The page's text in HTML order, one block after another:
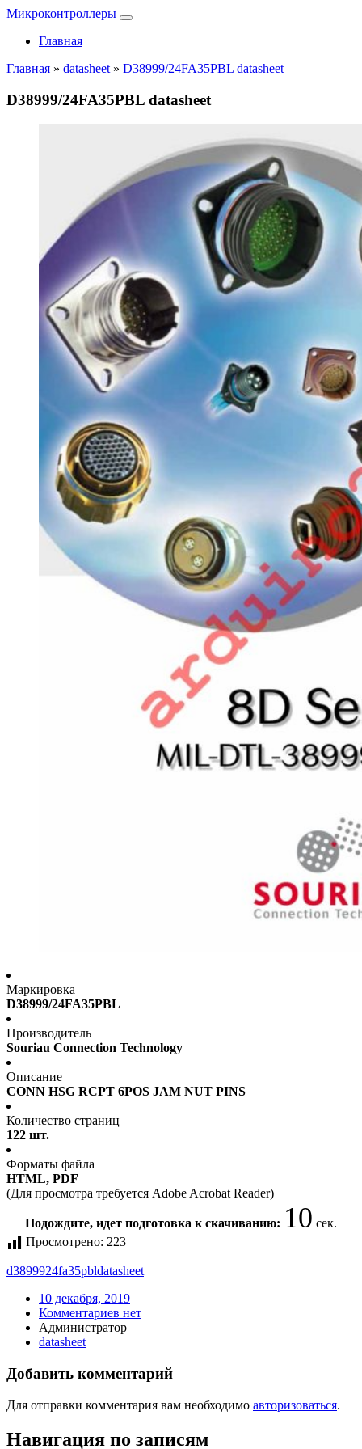
Микроконтроллеры
Главная
Главная » datasheet » D38999/24FA35PBL datasheet
D38999/24FA35PBL datasheet
Маркировка
D38999/24FA35PBL
Производитель
Souriau Connection Technology
Описание
CONN HSG RCPT 6POS JAM NUT PINS
Количество страниц
122 шт.
Форматы файла
HTML, PDF
(Для просмотра требуется Adobe Acrobat Reader)
Подождите, идет подготовка к скачиванию: 10 сек.
Просмотрено: 223
d3899924fa35pbldatasheet
10 декабря, 2019
Комментариев нет
Администратор
datasheet
Добавить комментарий
Для отправки комментария вам необходимо авторизоваться.
Навигация по записям